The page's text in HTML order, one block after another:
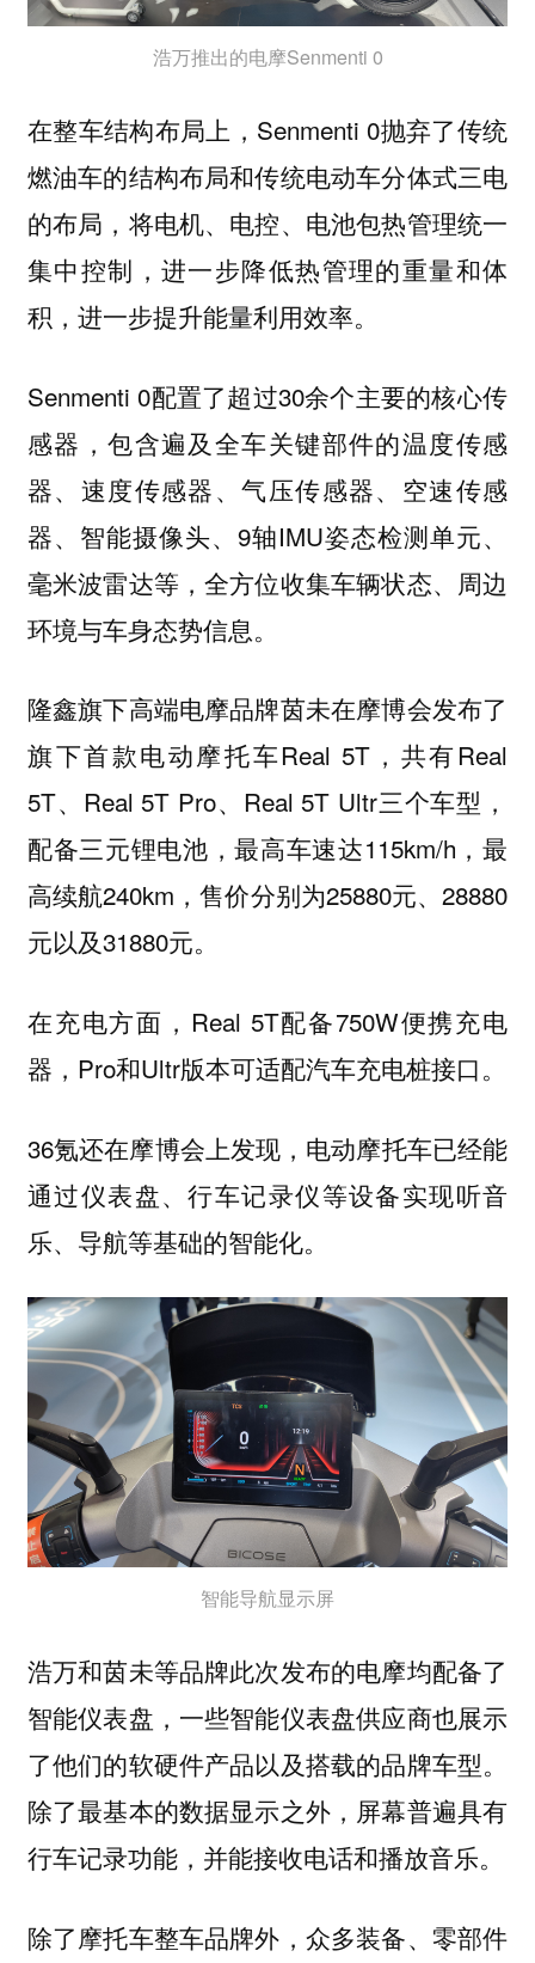
浩万推出的电摩Senmenti 0
在整车结构布局上，Senmenti 0抛弃了传统
燃油车的结构布局和传统电动车分体式三电
的布局，将电机、电控、电池包热管理统一
集中控制，进一步降低热管理的重量和体
积，进一步提升能量利用效率。
Senmenti 0配置了超过30余个主要的核心传
感器，包含遍及全车关键部件的温度传感
器、速度传感器、气压传感器、空速传感
器、智能摄像头、9轴IMU姿态检测单元、
毫米波雷达等，全方位收集车辆状态、周边
环境与车身态势信息。
隆鑫旗下高端电摩品牌茵未在摩博会发布了
旗下首款电动摩托车Real 5T，共有Real
5T、Real 5T Pro、Real 5T Ultr三个车型，
配备三元锂电池，最高车速达115km/h，最
高续航240km，售价分别为25880元、28880
元以及31880元。
在充电方面，Real 5T配备750W便携充电
器，Pro和Ultr版本可适配汽车充电桩接口。
36氪还在摩博会上发现，电动摩托车已经能
通过仪表盘、行车记录仪等设备实现听音
乐、导航等基础的智能化。
智能导航显示屏
浩万和茵未等品牌此次发布的电摩均配备了
智能仪表盘，一些智能仪表盘供应商也展示
了他们的软硬件产品以及搭载的品牌车型。
除了最基本的数据显示之外，屏幕普遍具有
行车记录功能，并能接收电话和播放音乐。
除了摩托车整车品牌外，众多装备、零部件